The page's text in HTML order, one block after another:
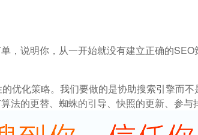
，说明你，从一开始就没有建立正确的SEO
优化策略。我们要做的是协助搜索引擎而
法的更替、蜘蛛的引导、快照的更新、参与